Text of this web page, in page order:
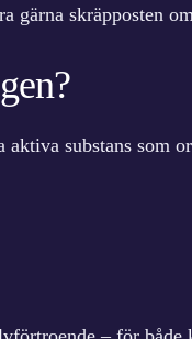
gärna skräpposten
aktiva substans